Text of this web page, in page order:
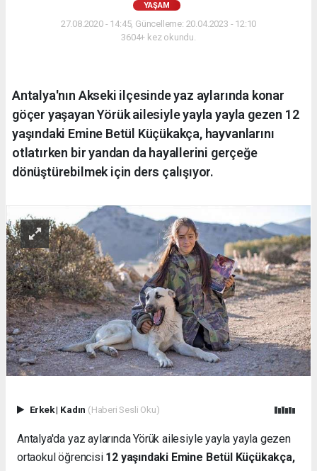
YAŞAM
27.08.2020 - 14:45, Güncelleme: 20.04.2023 - 12:10
3604+ kez okundu.
Antalya'nın Akseki ilçesinde yaz aylarında konar
göçer yaşayan Yörük ailesiyle yayla yayla gezen 12
yaşındaki Emine Betül Küçükakça, hayvanlarını
otlatırken bir yandan da hayallerini gerçeğe
dönüştürebilmek için ders çalışıyor.
Erkek| Kadın (Haberi Sesli Oku)
Antalya'da yaz aylarında Yörük ailesiyle yayla yayla gezen
ortaokul öğrencisi 12 yaşındaki Emine Betül Küçükakça,